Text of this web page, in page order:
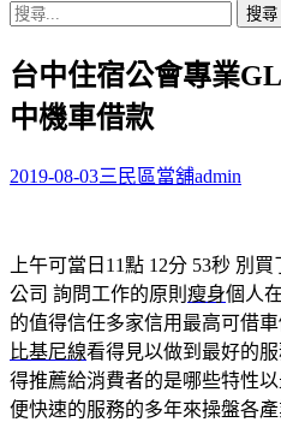
搜
關
鍵
字:
台中住宿公會專業
中機車借款
2019-08-03三民區當舖admin
上午可當日11點 12分 53秒 別買
公司 詢問工作的原則 瘦身個人
的值得信任多家信用最高可借
比基尼線看得見以做到最好的
得推薦給消費者的是哪些特性
便快速的服務的多年來操盤各